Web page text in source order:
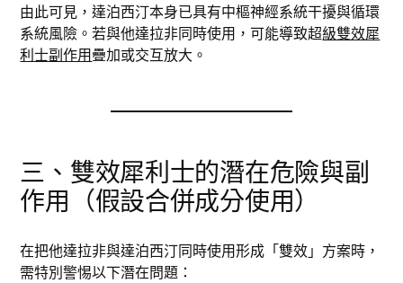
由此可見，達泊西汀本身已具有中樞神經系統干擾與循環
系統風險。若與他達拉非同時使用，可能導致超級雙效犀
利士副作用疊加或交互放大。
三、雙效犀利士的潛在危險與副
作用（假設合併成分使用）
在把他達拉非與達泊西汀同時使用形成「雙效」方案時，
需特別警惕以下潛在問題：